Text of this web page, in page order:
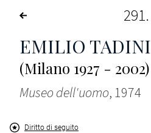
291
EMILIO TADINI
(Milano 1927 - 2002)
Museo dell'uomo, 1974
Diritto di seguito